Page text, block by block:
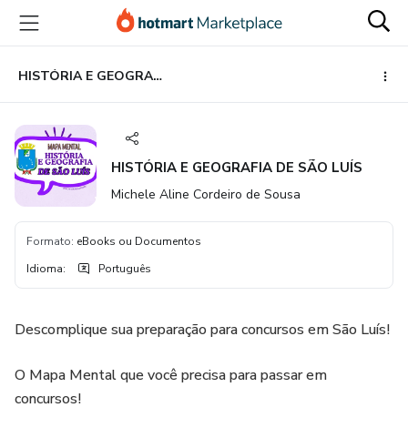
para
conteúdo
principal
para
pagamento
para
rodapé
HISTÓRIA E GEOGRAFIA DE SÃO LUÍS
HISTÓRIA E GEOGRAFIA DE SÃO LUÍS
Michele Aline Cordeiro de Sousa
Formato: eBooks ou Documentos
Idioma: Português
Descomplique sua preparação para concursos em São Luís!
O Mapa Mental que você precisa para passar em
concursos!